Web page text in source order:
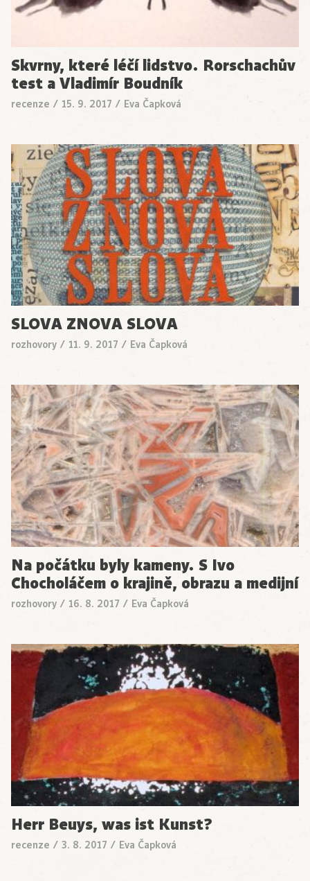
Skvrny, které léčí lidstvo. Rorschachův
test a Vladimír Boudník
recenze / 15. 9. 2017 / Eva Čapková
SLOVA ZNOVA SLOVA
rozhovory / 11. 9. 2017 / Eva Čapková
Na počátku byly kameny. S Ivo
Chocholáčem o krajině, obrazu a medijní
rozhovory / 16. 8. 2017 / Eva Čapková
Herr Beuys, was ist Kunst?
recenze / 3. 8. 2017 / Eva Čapková